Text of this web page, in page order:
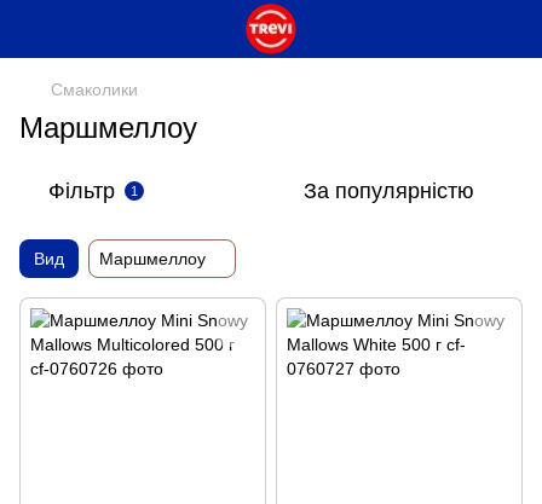
Смаколики
Маршмеллоу
Фільтр 1 За популярністю
Вид Маршмеллоу